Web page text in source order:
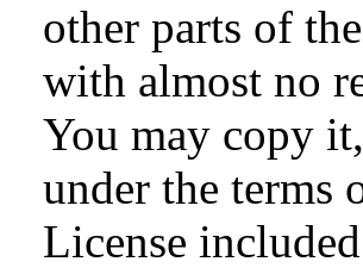
other parts of
with almost no
You may copy
under the terms
License